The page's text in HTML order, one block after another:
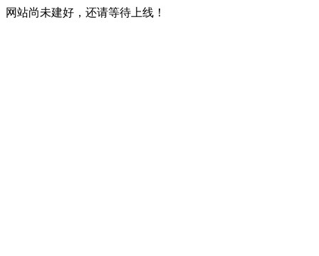
网站尚未建好，还请等待上线！